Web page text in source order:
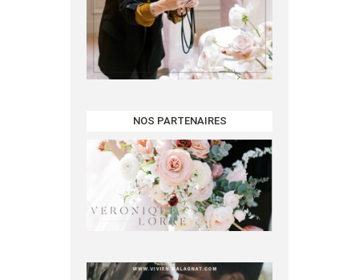
NOS PARTENAIRES